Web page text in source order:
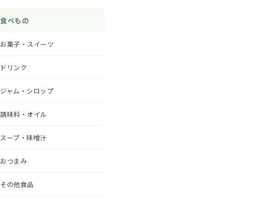
食べもの
お菓子・スイーツ
ドリンク
ジャム・シロップ
調味料・オイル
スープ・味噌汁
おつまみ
その他食品